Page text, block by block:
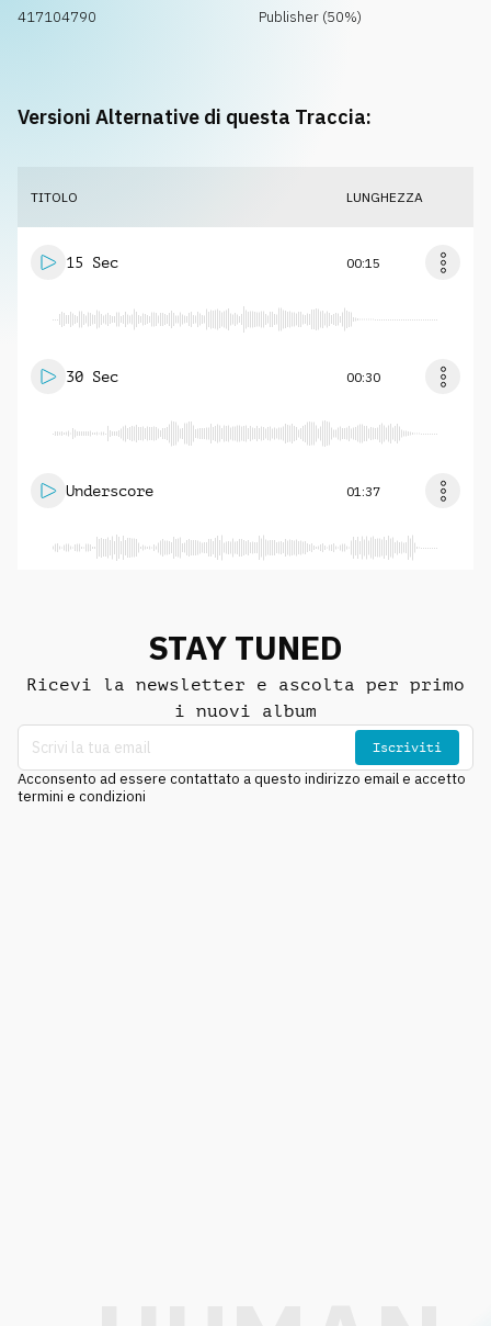
417104790
Publisher (50%)
Versioni Alternative di questa Traccia:
TITOLO LUNGHEZZA
15 Sec 00:15
30 Sec 00:30
Underscore 01:37
STAY TUNED
Ricevi la newsletter e ascolta per primo
i nuovi album
Iscriviti
Acconsento ad essere contattato a questo indirizzo email e accetto
termini e condizioni